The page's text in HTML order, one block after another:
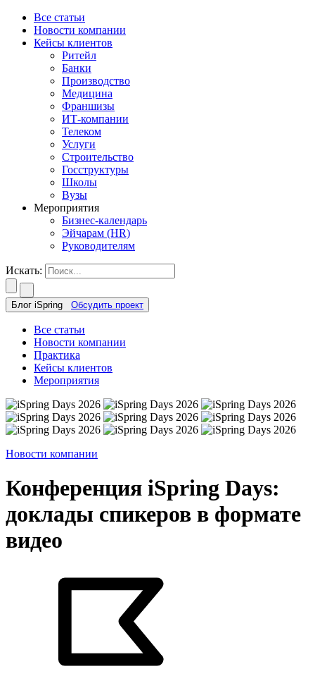
Все статьи
Новости компании
Кейсы клиентов
Ритейл
Банки
Производство
Медицина
Франшизы
ИТ-компании
Телеком
Услуги
Строительство
Госструктуры
Школы
Вузы
Мероприятия
Бизнес-календарь
Эйчарам (HR)
Руководителям
Искать:
Блог iSpring Обсудить проект
Все статьи
Новости компании
Практика
Кейсы клиентов
Мероприятия
Новости компании
Конференция iSpring Days:
доклады спикеров в формате
видео